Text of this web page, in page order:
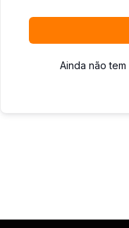
Ainda não tem